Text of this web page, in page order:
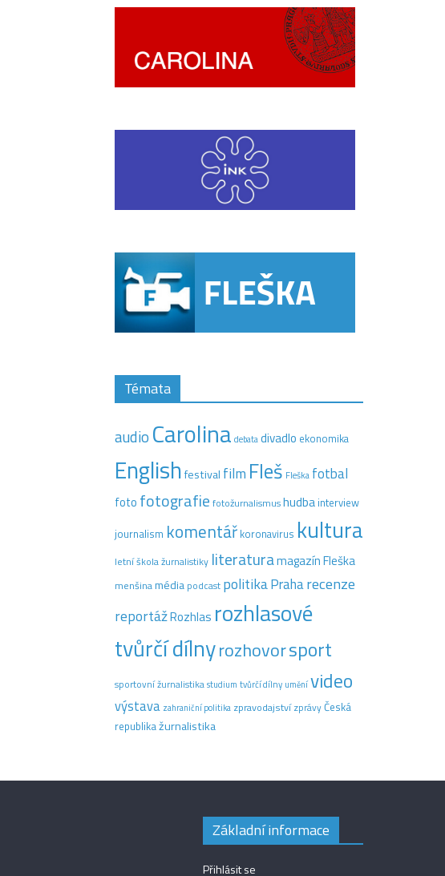
Témata
audio Carolina debatadivadlo ekonomika
Englishfestival film Fleš Fleška fotbal
foto fotografie fotožurnalismushudba interview
journalism komentář koronavirus kultura
letní škola žurnalistiky literaturamagazín Fleška
menšinamédia podcast politikaPraharecenze
reportážRozhlas rozhlasové
tvůrčí dílnyrozhovorsport
sportovní žurnalistikastudium tvůrčí dílny uměnívideo
výstava zahraniční politika zpravodajství zprávyČeská
republikažurnalistika
Základní informace
Přihlásit se